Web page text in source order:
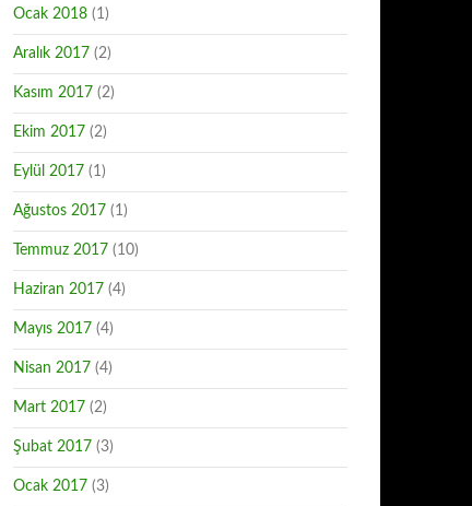
Ocak 2018 (1)
Aralık 2017 (2)
Kasım 2017 (2)
Ekim 2017 (2)
Eylül 2017 (1)
Ağustos 2017 (1)
Temmuz 2017 (10)
Haziran 2017 (4)
Mayıs 2017 (4)
Nisan 2017 (4)
Mart 2017 (2)
Şubat 2017 (3)
Ocak 2017 (3)